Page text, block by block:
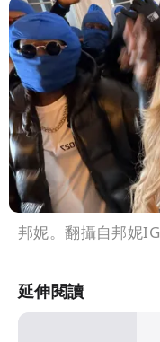
邦妮。翻攝自邦妮IG
延伸閱讀